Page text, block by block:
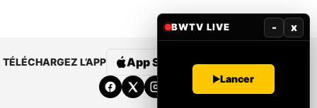
TÉLÉCHARGEZ L’APP App Store Google Play
BWTV LIVE - x
Lancer